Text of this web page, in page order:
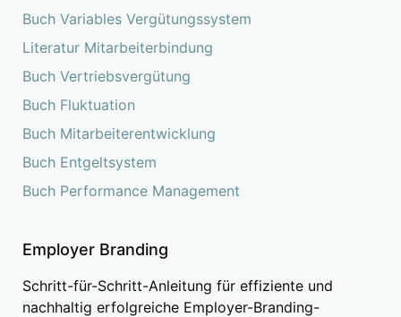
Buch Variables Vergütungssystem
Literatur Mitarbeiterbindung
Buch Vertriebsvergütung
Buch Fluktuation
Buch Mitarbeiterentwicklung
Buch Entgeltsystem
Buch Performance Management
Employer Branding
Schritt-für-Schritt-Anleitung für effiziente und
nachhaltig erfolgreiche Employer-Branding-